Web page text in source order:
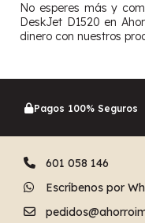
No esperes más y
DeskJet D1520 en
dinero con nuestros
Pagos 100% Seguros
601 058 146
Escríbenos por